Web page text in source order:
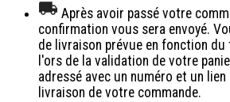
Après avoir passé votre
confirmation vous sera envoyé.
de livraison prévue en fonction
l'ors de la validation de votre
adressé avec un numéro et un
livraison de votre commande.